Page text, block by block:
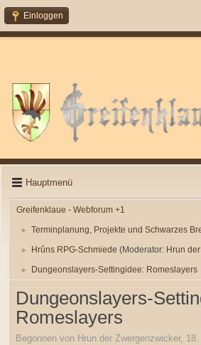
Einloggen
Hauptmenü
Greifenklaue - Webforum +1
► Terminplanung, Projekte und Schwarzes
► Hrûns RPG-Schmiede (Moderator: Hrun
► Dungeonslayers-Settingidee: Romeslayers
Dungeonslayers-
Romeslayers
Begonnen von Hrun der Zwergenzwicker,